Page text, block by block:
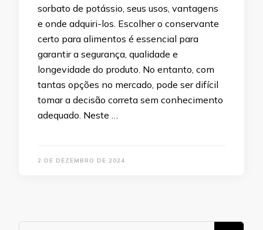
sorbato de potássio, seus usos, vantagens
e onde adquiri-los. Escolher o conservante
certo para alimentos é essencial para
garantir a segurança, qualidade e
longevidade do produto. No entanto, com
tantas opções no mercado, pode ser difícil
tomar a decisão correta sem conhecimento
adequado. Neste …
2 DE DEZEMBRO DE 2024